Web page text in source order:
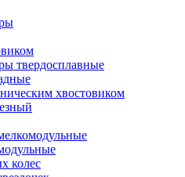
твердосплавные
хвостовиком
колес